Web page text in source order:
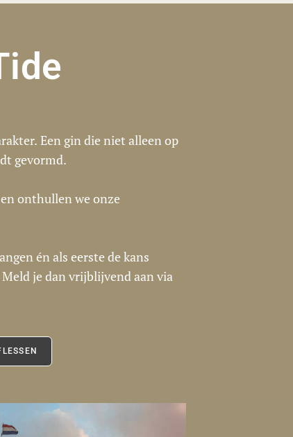
Een gin die niet alleen op
gevormd.
onthullen we onze
én als eerste de kans
je dan vrijblijvend aan via